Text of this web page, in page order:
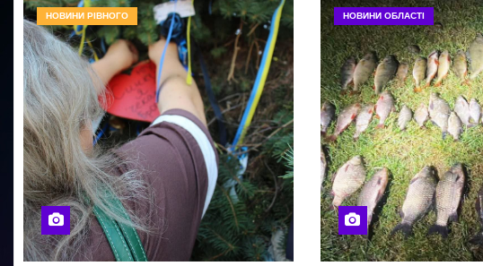
НОВИНИ РІВНОГО НОВИНИ ОБЛАСТІ